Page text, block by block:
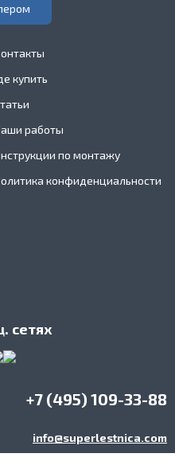
купить
работы
по монтажу
конфиденциальности
сетях
+7 (495) 109-33-88
info@superlestnica.com